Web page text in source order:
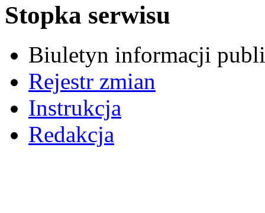
Stopka serwisu
Biuletyn informacji
Rejestr zmian
Instrukcja
Redakcja